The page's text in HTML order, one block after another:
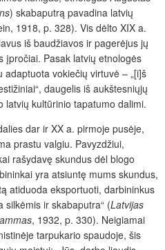
) skabaputrą pavadina latvių
1918, p. 328). Vis dėlto XIX a.
iš baudžiavos ir pagerėjus jų
įpročiai. Pasak latvių etnologės
vokiečių virtuvė – „[i]š
daugelis iš aukštesniųjų
latvių kultūrinio tapatumo dalimi.
dar ir XX a. pirmoje pusėje,
prastu valgiu. Pavyzdžiui,
rašydavę skundus dėl blogo
yra atsiuntę mums skundus,
atiduoda eksportuoti, darbininkus
ir skabaputra“ (Latvijas
, 1932, p. 330). Neigiamai
tarpukario spaudoje, šis